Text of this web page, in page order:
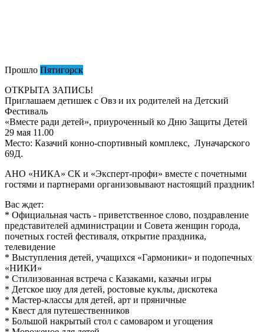
Прошло Пятигорск
ОТКРЫТА ЗАПИСЬ!
Приглашаем детишек с Овз и их родителей на Детский
Фестиваль
«Вместе ради детей», приуроченный ко Дню Защиты Детей
29 мая 11.00
Место: Казачий конно-спортивный комплекс, Луначарского
69Д.
АНО «НИКА» СК и «Эксперт-профи» вместе с почетными
гостями и партнерами организовывают настоящий праздник!
Вас ждет:
* Официальная часть - приветственное слово, поздравление
представителей администрации и Совета женщин города,
почетных гостей фестиваля, открытие праздника,
телевидение
* Выступления детей, учащихся «Гармоники» и подопечных
«НИКИ»
* Стилизованная встреча с Казаками, казачьи игры
* Детское шоу для детей, ростовые куклы, дискотека
* Мастер-классы для детей, арт и пряничные
* Квест для путешественников
* Большой накрытый стол с самоваром и угощения